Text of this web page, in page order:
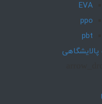
EVA
ppo
pbt